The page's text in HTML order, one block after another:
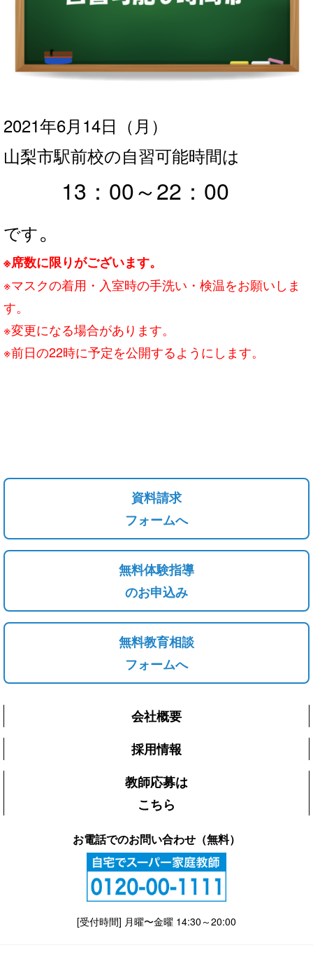
2021年6月14日（月）
山梨市駅前校の自習可能時間は
13：00～22：00
です。
※席数に限りがございます。
※マスクの着用・入室時の手洗い・検温をお願いしま
す。
※変更になる場合があります。
※前日の22時に予定を公開するようにします。
資料請求
フォームへ
無料体験指導
のお申込み
無料教育相談
フォームへ
会社概要
採用情報
教師応募は
こちら
お電話でのお問い合わせ（無料）
[受付時間] 月曜〜金曜 14:30～20:00